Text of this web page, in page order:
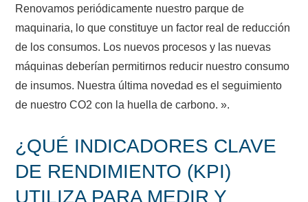
Renovamos periódicamente nuestro parque de
maquinaria, lo que constituye un factor real de reducción
de los consumos. Los nuevos procesos y las nuevas
máquinas deberían permitirnos reducir nuestro consumo
de insumos. Nuestra última novedad es el seguimiento
de nuestro CO2 con la huella de carbono. ».
¿QUÉ INDICADORES CLAVE
DE RENDIMIENTO (KPI)
UTILIZA PARA MEDIR Y